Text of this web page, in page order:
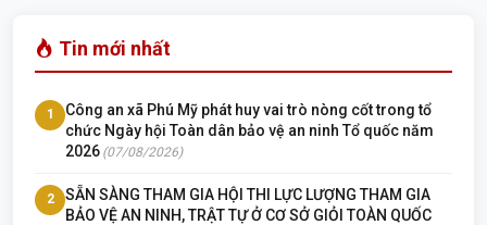
Tin mới nhất
1
Công an xã Phú Mỹ phát huy vai trò nòng cốt trong tổ
chức Ngày hội Toàn dân bảo vệ an ninh Tổ quốc năm
2026 (07/08/2026)
2
SẴN SÀNG THAM GIA HỘI THI LỰC LƯỢNG THAM GIA
BẢO VỆ AN NINH, TRẬT TỰ Ở CƠ SỞ GIỎI TOÀN QUỐC